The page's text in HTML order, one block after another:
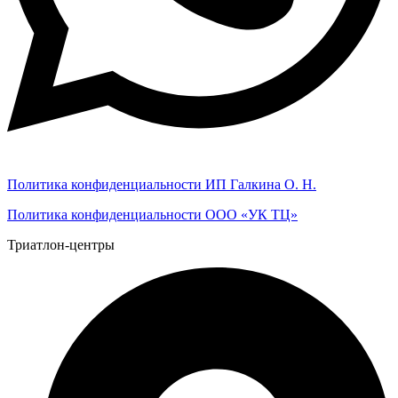
Политика конфиденциальности ИП Галкина О. Н.
Политика конфиденциальности ООО «УК ТЦ»
Триатлон-центры